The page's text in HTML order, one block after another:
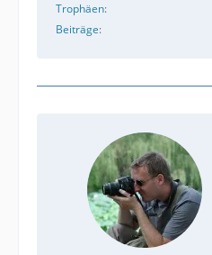
Trophäen
Beiträge